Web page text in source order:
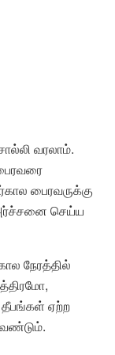
வரலாம்.
பைரவருக்கு
செய்ய
நேரத்தில்
ஏற்ற